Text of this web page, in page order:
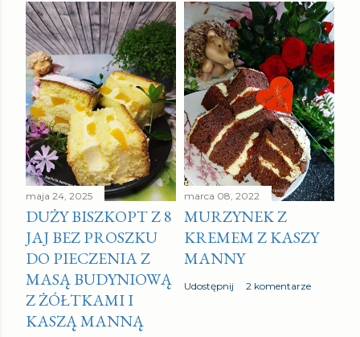
maja 24, 2025
DUŻY BISZKOPT Z 8
JAJ BEZ PROSZKU
DO PIECZENIA Z
MASĄ BUDYNIOWĄ
Z ŻÓŁTKAMI I
KASZĄ MANNĄ
marca 08, 2022
MURZYNEK Z
KREMEM Z KASZY
MANNY
Udostępnij 2 komentarze